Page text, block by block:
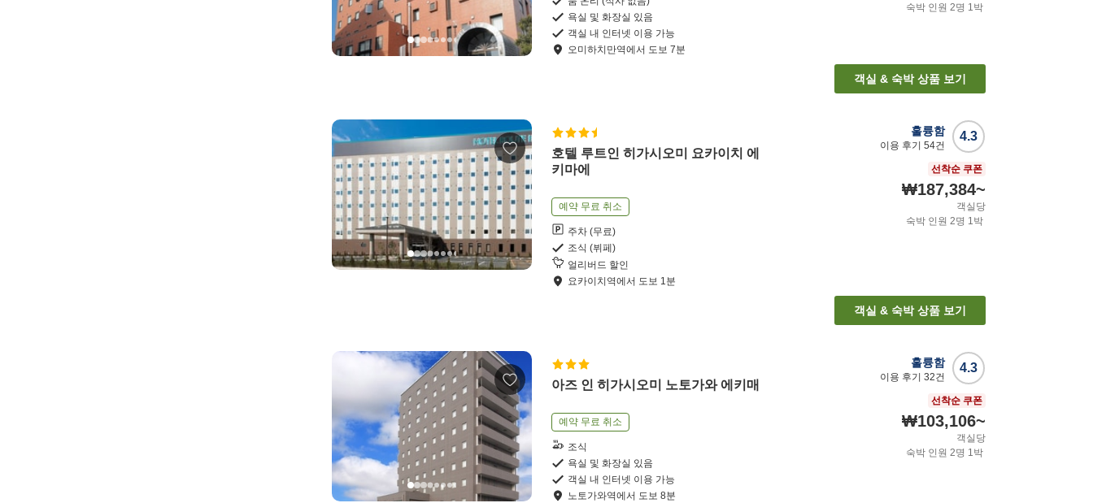
욕실 및 화장실 있음
객실 내 인터넷 이용 가능
오미하치만역에서 도보 7분
숙박 인원 2명 1박
객실 & 숙박 상품 보기
호텔 루트인 히가시오미 요카이치 에
키마에
예약 무료 취소
주차 (무료)
조식 (뷔페)
얼리버드 할인
요카이치역에서 도보 1분
4.3
훌륭함
이용 후기 54건
선착순 쿠폰
₩187,384~
객실당
숙박 인원 2명 1박
객실 & 숙박 상품 보기
아즈 인 히가시오미 노토가와 에키매
예약 무료 취소
조식
욕실 및 화장실 있음
객실 내 인터넷 이용 가능
노토가와역에서 도보 8분
4.3
훌륭함
이용 후기 32건
선착순 쿠폰
₩103,106~
객실당
숙박 인원 2명 1박